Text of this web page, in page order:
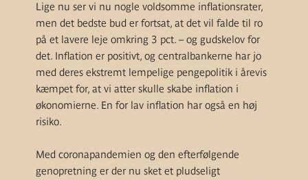
Lige nu ser vi nu nogle voldsomme inflationsrater,
men det bedste bud er fortsat, at det vil falde til ro
på et lavere leje omkring 3 pct. – og gudskelov for
det. Inflation er positivt, og centralbankerne har jo
med deres ekstremt lempelige pengepolitik i årevis
kæmpet for, at vi atter skulle skabe inflation i
økonomierne. En for lav inflation har også en høj
risiko.
Med coronapandemien og den efterfølgende
genopretning er der nu sket et pludseligt